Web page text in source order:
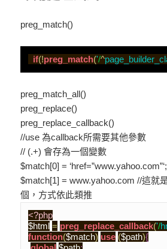
preg_match()
  if
(!preg_match('/^
preg_match_all()
preg_replace()
preg_replace_callback()
//use 為callback所需要其他參數
// (.+) 會存為一個變數
$match[0] = ‘href=”www.yahoo.com”‘;
$match[1] = www.yahoo.com //這就
個，方式依此類推
<?php
$html = preg_replace_callback('/
function($match) use ($path){